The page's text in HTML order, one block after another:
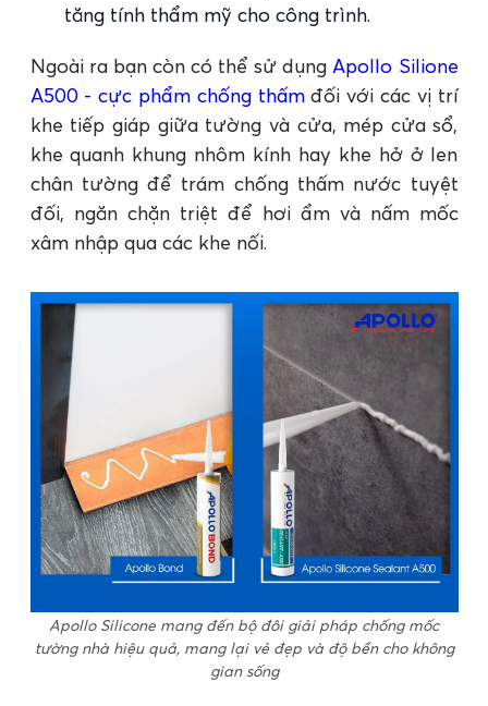
tăng tính thẩm mỹ cho công trình.
Ngoài ra bạn còn có thể sử dụng Apollo Silione
A500 - cực phẩm chống thấmđối với các vị trí
khe tiếp giáp giữa tường và cửa, mép cửa sổ,
khe quanh khung nhôm kính hay khe hở ở len
chân tường để trám chống thấm nước tuyệt
đối, ngăn chặn triệt để hơi ẩm và nấm mốc
xâm nhập qua các khe nối.
Apollo Silicone mang đến bộ đôi giải pháp chống mốc
tường nhà hiệu quả, mang lại vẻ đẹp và độ bền cho không
gian sống